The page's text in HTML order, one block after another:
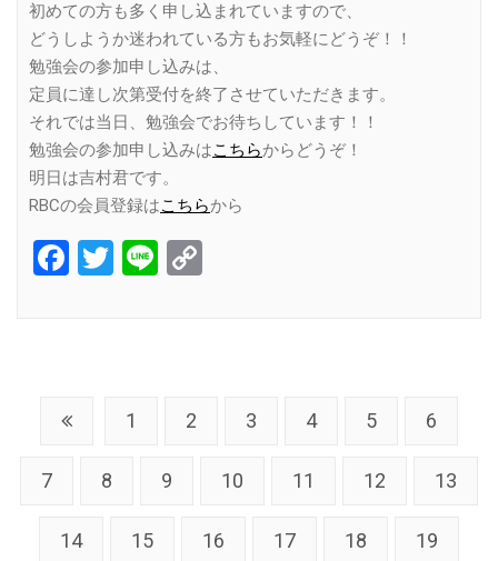
初めての方も多く申し込まれていますので、
どうしようか迷われている方もお気軽にどうぞ！！
勉強会の参加申し込みは、
定員に達し次第受付を終了させていただきます。
それでは当日、勉強会でお待ちしています！！
勉強会の参加申し込みはこちらからどうぞ！
明日は吉村君です。
RBCの会員登録はこちらから
Facebook
Twitter
Line
1 2 3 4 5 6
7 8 9 10 11 12 13
14 15 16 17 18 19